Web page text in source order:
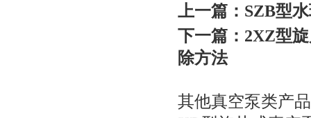
上一篇： SZB型
下一篇： 2XZ型
除方法
其他真空泵类产